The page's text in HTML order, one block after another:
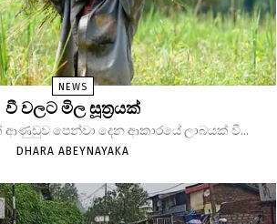
NEWS
වී වලට මිල සූත්‍රයක්
ආණුඩුව පෙන්වා දෙන ආකාරයේ ලාබයක් වී...
DHARA ABEYNAYAKA